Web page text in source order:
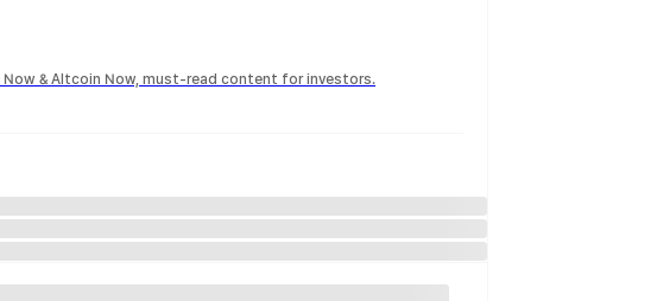
& Altcoin Now, must-read content for investors.